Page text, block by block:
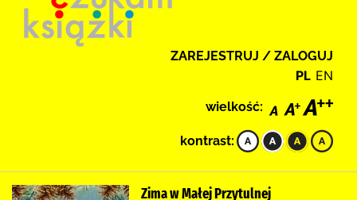
ZAREJESTRUJ / ZALOGUJ
PL EN
wielkość:
kontrast:
Zima w Małej Przytulnej